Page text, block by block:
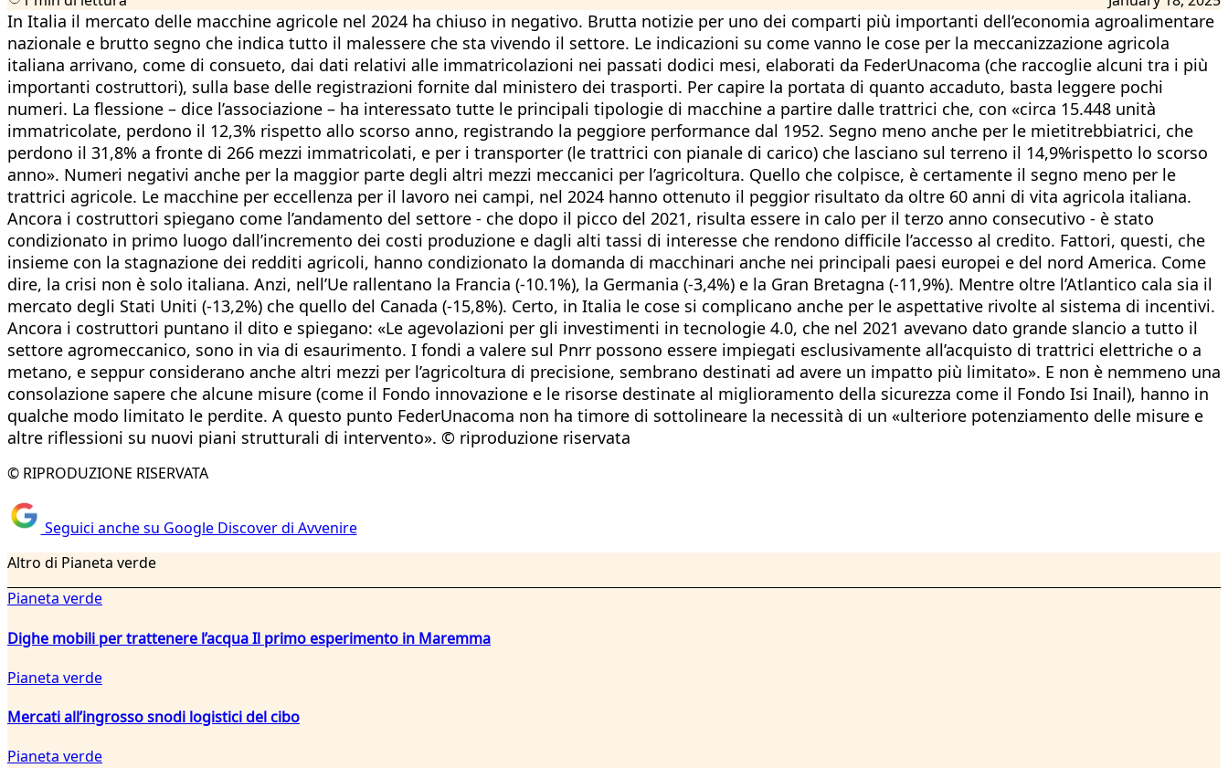
In Italia il mercato delle macchine agricole nel 2024 ha chiuso in negativo. Brutta notizie per uno dei comparti più importanti dell’economia agroalimentare
nazionale e brutto segno che indica tutto il malessere che sta vivendo il settore. Le indicazioni su come vanno le cose per la meccanizzazione agricola
italiana arrivano, come di consueto, dai dati relativi alle immatricolazioni nei passati dodici mesi, elaborati da FederUnacoma (che raccoglie alcuni tra i più
importanti costruttori), sulla base delle registrazioni fornite dal ministero dei trasporti. Per capire la portata di quanto accaduto, basta leggere pochi
numeri. La flessione – dice l’associazione – ha interessato tutte le principali tipologie di macchine a partire dalle trattrici che, con «circa 15.448 unità
immatricolate, perdono il 12,3% rispetto allo scorso anno, registrando la peggiore performance dal 1952. Segno meno anche per le mietitrebbiatrici, che
perdono il 31,8% a fronte di 266 mezzi immatricolati, e per i transporter (le trattrici con pianale di carico) che lasciano sul terreno il 14,9%rispetto lo scorso
anno». Numeri negativi anche per la maggior parte degli altri mezzi meccanici per l’agricoltura. Quello che colpisce, è certamente il segno meno per le
trattrici agricole. Le macchine per eccellenza per il lavoro nei campi, nel 2024 hanno ottenuto il peggior risultato da oltre 60 anni di vita agricola italiana.
Ancora i costruttori spiegano come l’andamento del settore - che dopo il picco del 2021, risulta essere in calo per il terzo anno consecutivo - è stato
condizionato in primo luogo dall’incremento dei costi produzione e dagli alti tassi di interesse che rendono difficile l’accesso al credito. Fattori, questi, che
insieme con la stagnazione dei redditi agricoli, hanno condizionato la domanda di macchinari anche nei principali paesi europei e del nord America. Come
dire, la crisi non è solo italiana. Anzi, nell’Ue rallentano la Francia (-10.1%), la Germania (-3,4%) e la Gran Bretagna (-11,9%). Mentre oltre l’Atlantico cala sia il
mercato degli Stati Uniti (-13,2%) che quello del Canada (-15,8%). Certo, in Italia le cose si complicano anche per le aspettative rivolte al sistema di incentivi.
Ancora i costruttori puntano il dito e spiegano: «Le agevolazioni per gli investimenti in tecnologie 4.0, che nel 2021 avevano dato grande slancio a tutto il
settore agromeccanico, sono in via di esaurimento. I fondi a valere sul Pnrr possono essere impiegati esclusivamente all’acquisto di trattrici elettriche o a
metano, e seppur considerano anche altri mezzi per l’agricoltura di precisione, sembrano destinati ad avere un impatto più limitato». E non è nemmeno una
consolazione sapere che alcune misure (come il Fondo innovazione e le risorse destinate al miglioramento della sicurezza come il Fondo Isi Inail), hanno in
qualche modo limitato le perdite. A questo punto FederUnacoma non ha timore di sottolineare la necessità di un «ulteriore potenziamento delle misure e
altre riflessioni su nuovi piani strutturali di intervento». © riproduzione riservata
© RIPRODUZIONE RISERVATA
Seguici anche su Google Discover di Avvenire
Altro di Pianeta verde
Pianeta verde
Dighe mobili per trattenere l’acqua Il primo esperimento in Maremma
Pianeta verde
Mercati all’ingrosso snodi logistici del cibo
Pianeta verde